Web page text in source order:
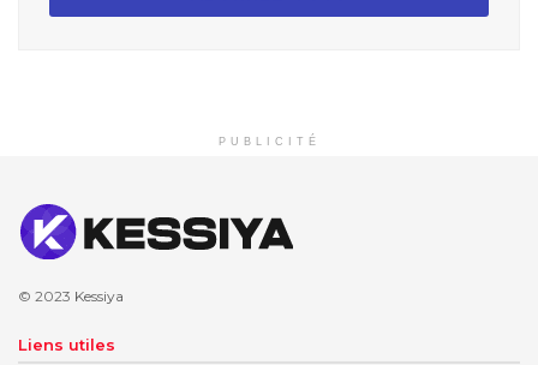
PUBLICITÉ
© 2023 Kessiya
Liens utiles